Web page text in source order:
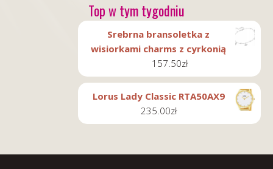
Top w tym tygodniu
Srebrna bransoletka z
wisiorkami charms z cyrkonią
157.50zł
Lorus Lady Classic RTA50AX9
235.00zł